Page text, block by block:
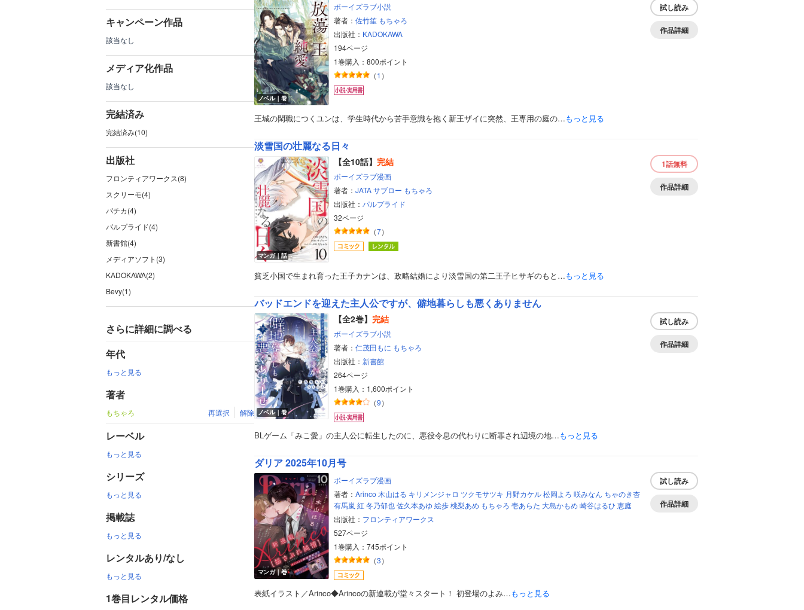
キャンペーン作品
該当なし
メディア化作品
該当なし
完結済み
完結済み(10)
出版社
フロンティアワークス(8)
スクリーモ(4)
パチカ(4)
パルプライド(4)
新書館(4)
メディアソフト(3)
KADOKAWA(2)
Bevy(1)
さらに詳細に調べる
年代
もっと見る
著者
もちゃろ 再選択 解除
レーベル
もっと見る
シリーズ
もっと見る
掲載誌
もっと見る
レンタルあり/なし
もっと見る
1巻目レンタル価格
ボーイズラブ
ティーンズラブ
美女・美少女
女性写真集
ノベル｜巻
ボーイズラブ小説
著者： 佐竹笙 もちゃろ
出版社： KADOKAWA
194ページ
1巻購入：800ポイント
（1 ）
試し読み
作品詳細
王城の閑職につくユンは、学生時代から苦手意識を抱く新王ザイに突然、王専用の庭の…もっと見る
淡雪国の壮麗なる日々
マンガ｜話
【全10話】 完結
ボーイズラブ漫画
著者： JATA サブロー もちゃろ
出版社： パルプライド
32ページ
（7）
1話無料
作品詳細
貧乏小国で生まれ育った王子カナンは、政略結婚により淡雪国の第二王子ヒサギのもと…もっと見る
バッドエンドを迎えた主人公ですが、僻地暮らしも悪くありません
ノベル｜巻
【全2巻】 完結
ボーイズラブ小説
著者： 仁茂田もに もちゃろ
出版社： 新書館
264ページ
1巻購入：1,600ポイント
（9）
試し読み
作品詳細
BLゲーム「みこ愛」の主人公に転生したのに、悪役令息の代わりに断罪され辺境の地…もっと見る
ダリア 2025年10月号
マンガ｜巻
ボーイズラブ漫画
著者： Arinco 木山はる キリメンジャロ ツクモサツキ 月野カケル 松岡よろ 咲みなん ちゃのき杏
有馬嵐 紅 冬乃郁也 佐久本あゆ 絵歩 桃梨あめ もちゃろ 壱あらた 大島かもめ 崎谷はるひ 恵庭
出版社： フロンティアワークス
527ページ
1巻購入：745ポイント
（3）
試し読み
作品詳細
表紙イラスト／Arinco◆Arincoの新連載が堂々スタート！ 初登場のよみ…もっと見る